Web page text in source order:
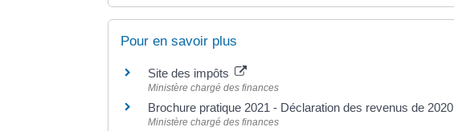
Pour en savoir plus
Site des impôts
Ministère chargé des finances
Brochure pratique 2021 - Déclaration des revenus de 2020
Ministère chargé des finances